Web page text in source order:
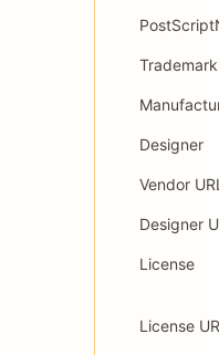
Trademark
Designer
Vendor URL
Designer
License
License